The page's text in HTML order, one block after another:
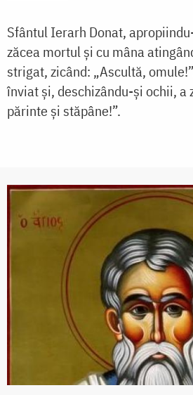
Sfântul Ierarh Donat,
zăcea mortul și cu mâna
strigat, zicând: „Ascultă,
înviat și, deschizându-și ochii, a
părinte și stăpâne!”.